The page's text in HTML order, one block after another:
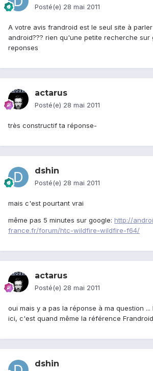
Posté(e) 28 mai 2011
A votre avis frandroid est le seul site à
android??? rien qu'une petite recherche sur
reponses
actarus
Posté(e) 28 mai 2011
très constructif ta réponse-
dshin
Posté(e) 28 mai 2011
mais c'est pourtant vrai
même pas 5 minutes sur google: http://
france.fr/forum/htc-wildfire-wildfire-f64/
actarus
Posté(e) 28 mai 2011
oui mais y a pas la réponse à ma question
ici, c'est quand même la référence
dshin